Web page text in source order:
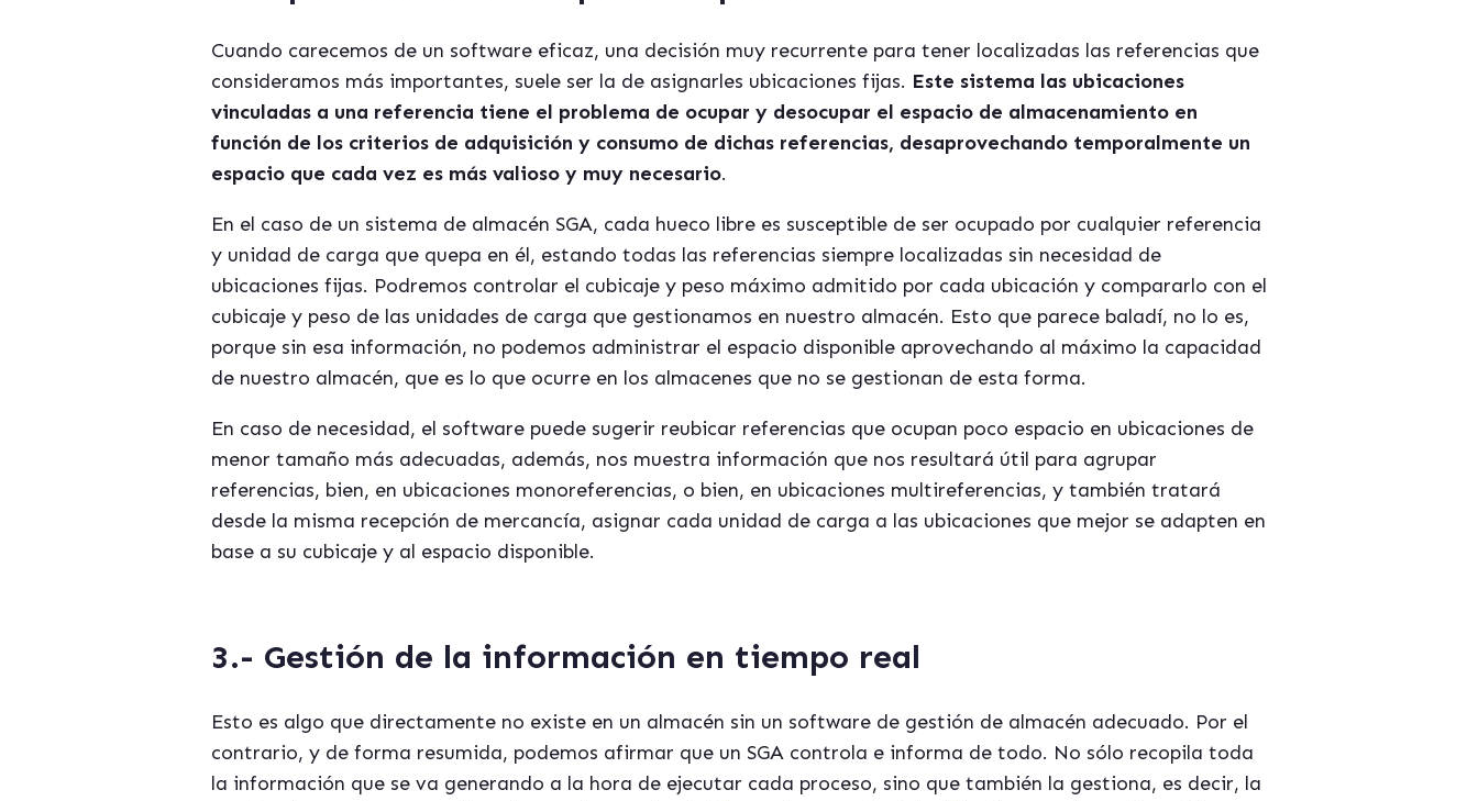
Cuando carecemos de un software eficaz, una decisión muy recurrente para tener localizadas las referencias que
consideramos más importantes, suele ser la de asignarles ubicaciones fijas. Este sistema las ubicaciones
vinculadas a una referencia tiene el problema de ocupar y desocupar el espacio de almacenamiento en
función de los criterios de adquisición y consumo de dichas referencias, desaprovechando temporalmente un
espacio que cada vez es más valioso y muy necesario.
En el caso de un sistema de almacén SGA, cada hueco libre es susceptible de ser ocupado por cualquier referencia
y unidad de carga que quepa en él, estando todas las referencias siempre localizadas sin necesidad de
ubicaciones fijas. Podremos controlar el cubicaje y peso máximo admitido por cada ubicación y compararlo con el
cubicaje y peso de las unidades de carga que gestionamos en nuestro almacén. Esto que parece baladí, no lo es,
porque sin esa información, no podemos administrar el espacio disponible aprovechando al máximo la capacidad
de nuestro almacén, que es lo que ocurre en los almacenes que no se gestionan de esta forma.
En caso de necesidad, el software puede sugerir reubicar referencias que ocupan poco espacio en ubicaciones de
menor tamaño más adecuadas, además, nos muestra información que nos resultará útil para agrupar
referencias, bien, en ubicaciones monoreferencias, o bien, en ubicaciones multireferencias, y también tratará
desde la misma recepción de mercancía, asignar cada unidad de carga a las ubicaciones que mejor se adapten en
base a su cubicaje y al espacio disponible.
3.- Gestión de la información en tiempo real
Esto es algo que directamente no existe en un almacén sin un software de gestión de almacén adecuado. Por el
contrario, y de forma resumida, podemos afirmar que un SGA controla e informa de todo. No sólo recopila toda
la información que se va generando a la hora de ejecutar cada proceso, sino que también la gestiona, es decir, la